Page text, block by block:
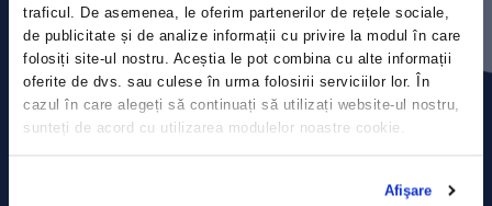
traficul. De asemenea, le oferim partenerilor de rețele sociale,
de publicitate și de analize informații cu privire la modul în care
folosiți site-ul nostru. Aceștia le pot combina cu alte informații
oferite de dvs. sau culese în urma folosirii serviciilor lor. În
cazul în care alegeți să continuați să utilizați website-ul nostru,
sunteți de acord cu utilizarea modulelor noastre cookie.
Afişare
Privacy Policy